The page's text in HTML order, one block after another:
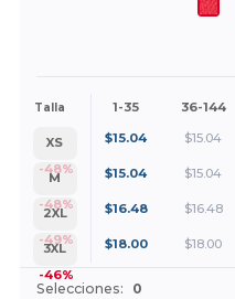
Talla 1-35 36-144
XS
-48%
$15.04 $15.04
M
-48%
$15.04 $15.04
2XL
-49%
$16.48 $16.48
3XL
-46%
$18.00 $18.00
Selecciones: 0